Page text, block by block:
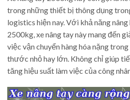
trong những thiết bị thông dụng
logistics hiện nay. Với khả năng
2500kg, xe nâng tay này mang đến
việc vận chuyển hàng hóa nặng
thước nhỏ hay lớn. Không chỉ giúp
tăng hiệu suất làm việc của công